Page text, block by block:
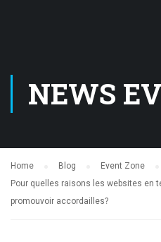
NEWS
Home Blog
Event Zone
Pour quelles raisons les websites en
promouvoir accordailles?